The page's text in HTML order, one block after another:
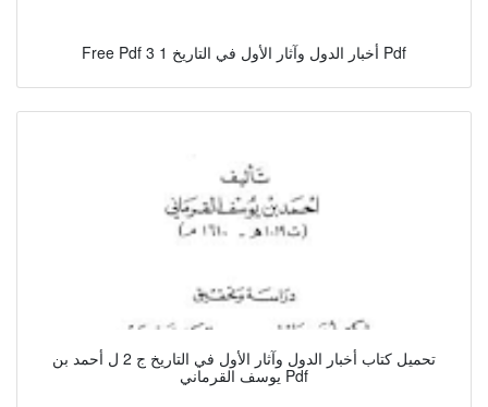
Free Pdf أخبار الدول وآثار الأول في التاريخ 1 3 Pdf
تحميل كتاب أخبار الدول وآثار الأول في التاريخ ج 2 ل أحمد بن
يوسف القرماني Pdf